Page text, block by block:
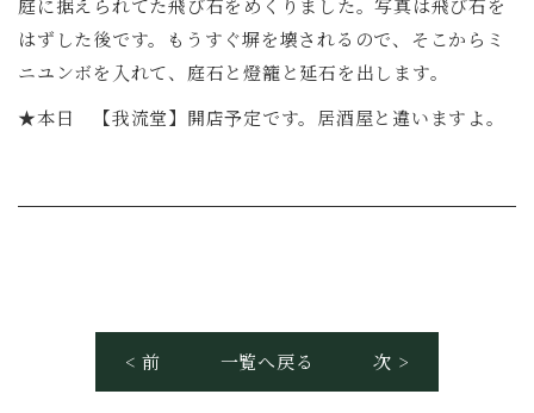
庭に据えられてた飛び石をめくりました。写真は飛び石を
はずした後です。もうすぐ塀を壊されるので、そこからミ
ニユンボを入れて、庭石と燈籠と延石を出します。
★本日 【我流堂】開店予定です。居酒屋と違いますよ。
< 前 一覧へ戻る 次 >